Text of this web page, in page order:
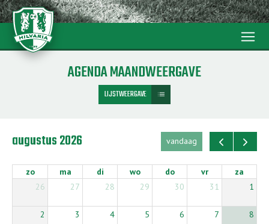
menu
AGENDA MAANDWEERGAVE
list
LIJSTWEERGAVE
augustus 2026 vandaag
zo ma di wo do vr
za
26
27 28 29 30 31 1
2 3 4 5 6 7 8